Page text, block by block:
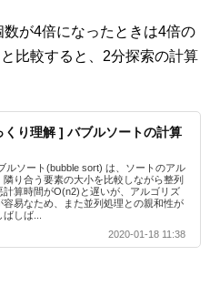
が4倍になったときは4倍の
比較すると、2分探索の計算
くり理解 ] バブルソートの計算
ルソート(bubble sort) は、ソートのアル
隣り合う要素の大小を比較しながら整列
計算時間がO(n2)と遅いが、アルゴリズ
容易なため、また並列処理との親和性が
しば...
2020-01-18 11:38